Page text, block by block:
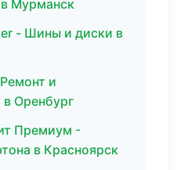
Мурманск
- Шины и диски в
и
Оренбург
Премиум -
в Красноярск